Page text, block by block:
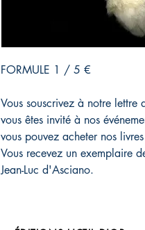
FORMULE 1 / 5 €
Vous souscrivez à notre lettre
vous êtes invité à nos
vous pouvez acheter nos
Vous recevez un exemplaire
Jean-Luc d'Asciano.